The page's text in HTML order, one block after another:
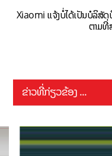
Xiaomi ແຈ້ງບໍ່ໄດ້ເປັນບໍລິສັ
ຕາມທີ່
ຂ່າວທີ່ກ່ຽວຂ້ອງ ...